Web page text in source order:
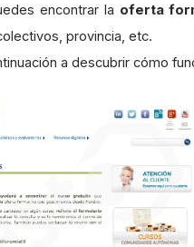
encontrar la oferta
provincia, etc.
a descubrir cómo